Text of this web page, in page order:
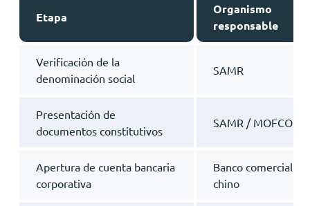
Etapa
Organismo
responsable
Verificación de la
denominación social
SAMR
Presentación de
documentos constitutivos
SAMR / MOFCOM
Apertura de cuenta bancaria
corporativa
Banco comercial
chino